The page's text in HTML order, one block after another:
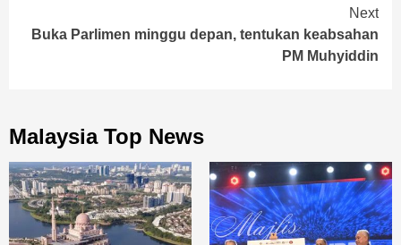
Next
Buka Parlimen minggu depan, tentukan keabsahan
PM Muhyiddin
Malaysia Top News